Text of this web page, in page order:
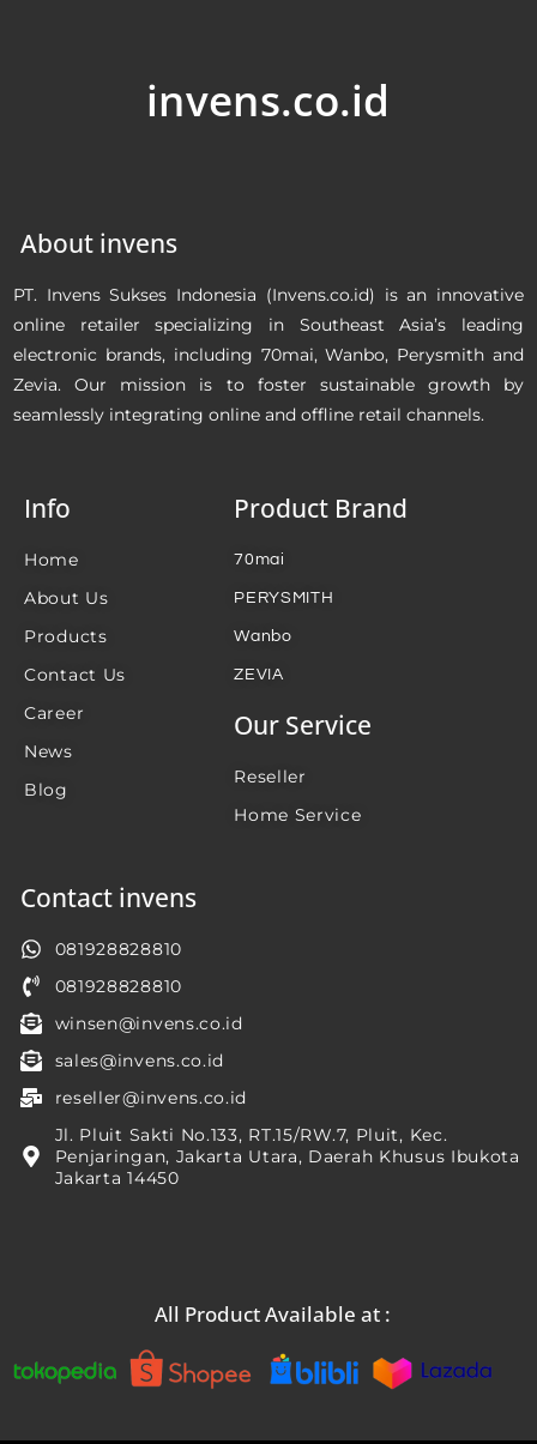
invens.co.id
About invens
PT. Invens Sukses Indonesia (Invens.co.id) is an innovative
online retailer specializing in Southeast Asia’s leading
electronic brands, including 70mai, Wanbo, Perysmith and
Zevia. Our mission is to foster sustainable growth by
seamlessly integrating online and offline retail channels.
Info
Home
About Us
Products
Contact Us
Career
News
Blog
Product Brand
70mai
PERYSMITH
Wanbo
ZEVIA
Our Service
Reseller
Home Service
Contact invens
081928828810
081928828810
winsen@invens.co.id
sales@invens.co.id
reseller@invens.co.id
Jl. Pluit Sakti No.133, RT.15/RW.7, Pluit, Kec.
Penjaringan, Jakarta Utara, Daerah Khusus Ibukota
Jakarta 14450
All Product Available at :